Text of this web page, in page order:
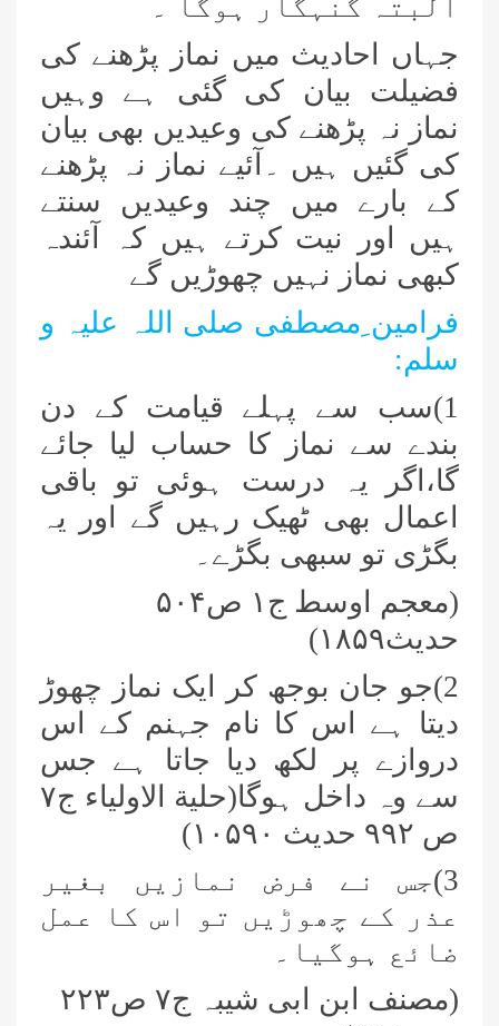
جہاں احادیث میں نماز پڑھنے کی
فضیلت بیان کی گئی ہے وہیں
نماز نہ پڑھنے کی وعیدیں بھی بیان
کی گئیں ہیں ۔آئیے نماز نہ پڑھنے
کے بارے میں چند وعیدیں سنتے
ہیں اور نیت کرتے ہیں کہ آئندہ
کبھی نماز نہیں چھوڑیں گے
فرامین ِمصطفی صلی اللہ علیہ و
سلم:
1)سب سے پہلے قیامت کے دن
بندے سے نماز کا حساب لیا جائے
گا،اگر یہ درست ہوئی تو باقی
اعمال بھی ٹھیک رہیں گے اور یہ
بگڑی تو سبھی بگڑے۔
(معجم اوسط ج١ ص
۵ ٠ ۴
حدیث١٨ ۵٩)
2)جو جان بوجھ کر ایک نماز چھوڑ
دیتا ہے اس کا نام جہنم کے اس
دروازے پر لکھ دیا جاتا ہے جس
سے وہ داخل ہوگا(حلیة الاولیاء ج٧
ص ٩٩٢ حدیث ١٠
۵٩٠)
3)جس نے فرض نمازیں بغیر
عذر کے چھوڑیں تو اس کا عمل
ضائع ہوگیا۔
(مصنف ابن ابی شیبہ ج٧ ص٢٢٣